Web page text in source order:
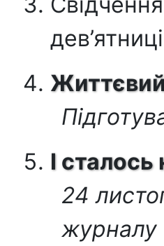
дев’ятниці
І
24
журналу